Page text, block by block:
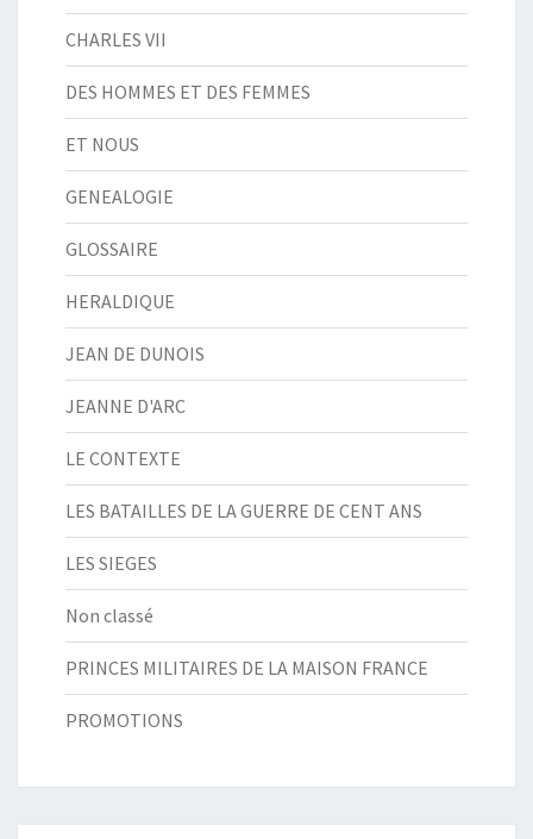
CHARLES VII
DES HOMMES ET DES FEMMES
ET NOUS
GENEALOGIE
GLOSSAIRE
HERALDIQUE
JEAN DE DUNOIS
JEANNE D'ARC
LE CONTEXTE
LES BATAILLES DE LA GUERRE DE CENT ANS
LES SIEGES
Non classé
PRINCES MILITAIRES DE LA MAISON FRANCE
PROMOTIONS